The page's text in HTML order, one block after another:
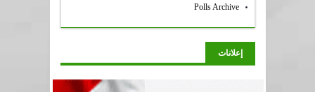
Polls Archive
إعلانات